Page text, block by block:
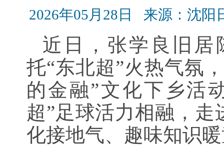
2026年05月28日 来源：沈阳
近日，张学良旧居
托“东北超”火热气氛
的金融”文化下乡活
超”足球活力相融，
化接地气、趣味知识